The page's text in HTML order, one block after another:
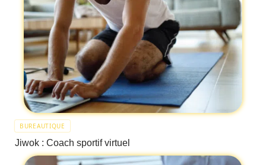
BUREAUTIQUE
Jiwok : Coach sportif virtuel